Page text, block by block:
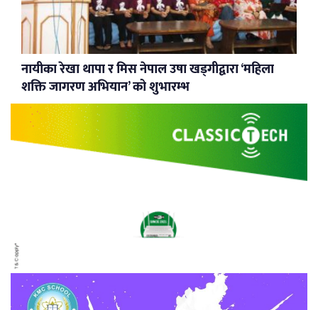
नायीका रेखा थापा र मिस नेपाल उषा खड्गीद्वारा ‘महिला
शक्ति जागरण अभियान’ को शुभारम्भ